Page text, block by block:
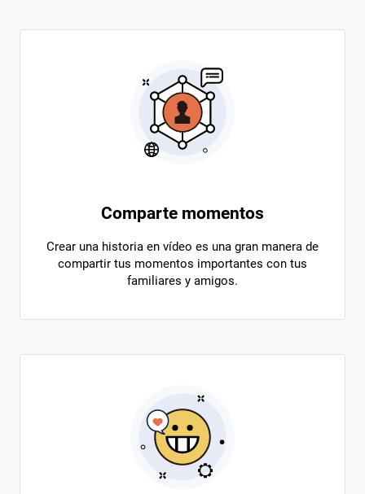
Comparte momentos
Crear una historia en vídeo es una gran manera de
compartir tus momentos importantes con tus
familiares y amigos.